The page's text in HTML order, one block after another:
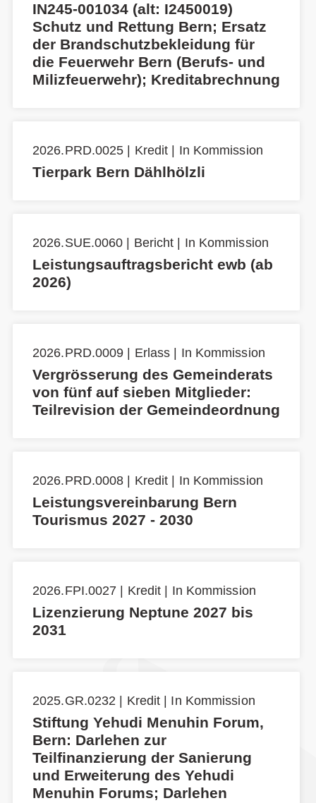
IN245-001034 (alt: I2450019)
Schutz und Rettung Bern; Ersatz
der Brandschutzbekleidung für
die Feuerwehr Bern (Berufs- und
Milizfeuerwehr); Kreditabrechnung
2026.PRD.0025 | Kredit | In Kommission
Tierpark Bern Dählhölzli
2026.SUE.0060 | Bericht | In Kommission
Leistungsauftragsbericht ewb (ab
2026)
2026.PRD.0009 | Erlass | In Kommission
Vergrösserung des Gemeinderats
von fünf auf sieben Mitglieder:
Teilrevision der Gemeindeordnung
2026.PRD.0008 | Kredit | In Kommission
Leistungsvereinbarung Bern
Tourismus 2027 - 2030
2026.FPI.0027 | Kredit | In Kommission
Lizenzierung Neptune 2027 bis
2031
2025.GR.0232 | Kredit | In Kommission
Stiftung Yehudi Menuhin Forum,
Bern: Darlehen zur
Teilfinanzierung der Sanierung
und Erweiterung des Yehudi
Menuhin Forums; Darlehen